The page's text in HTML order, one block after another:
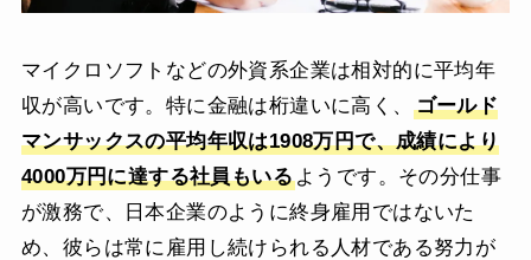
マイクロソフトなどの外資系企業は相対的に平均年
収が高いです。特に金融は桁違いに高く、
ゴールド
マンサックスの平均年収は1908万円で、成績により
4000万円に達する社員もいるようです。その分仕事
が激務で、日本企業のように終身雇用ではないた
め、彼らは常に雇用し続けられる人材である努力が